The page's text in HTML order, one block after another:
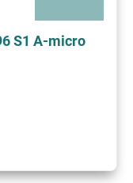
S1 A-micro